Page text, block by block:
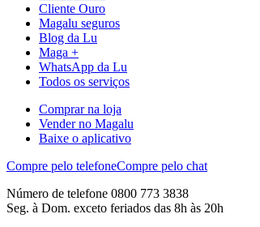
Cliente Ouro
Magalu seguros
Blog da Lu
Maga +
WhatsApp da Lu
Todos os serviços
Comprar na loja
Vender no Magalu
Baixe o aplicativo
Compre pelo telefoneCompre pelo chat
Número de telefone 0800 773 3838
Seg. à Dom. exceto feriados das 8h às 20h